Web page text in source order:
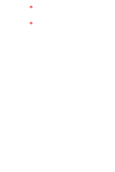
*
*